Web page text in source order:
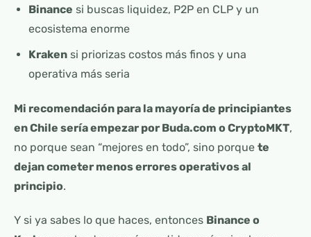
Binance si buscas liquidez, P2P en CLP y un
ecosistema enorme
Krakensi priorizas costos más finos y una
operativa más seria
Mi recomendación para la mayoría de principiantes
en Chile sería empezar por Buda.com o CryptoMKT,
no porque sean “mejores en todo”, sino porque te
dejan cometer menos errores operativos al
principio.
Y si ya sabes lo que haces, entonces Binance o